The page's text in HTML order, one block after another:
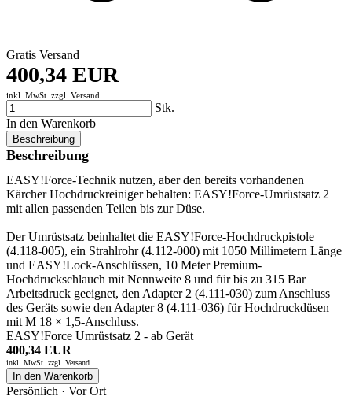
Gratis Versand
400,34 EUR
inkl. MwSt. zzgl. Versand
Stk.
In den Warenkorb
Beschreibung
Beschreibung
EASY!Force-Technik nutzen, aber den bereits vorhandenen
Kärcher Hochdruckreiniger behalten: EASY!Force-Umrüstsatz 2
mit allen passenden Teilen bis zur Düse.
Der Umrüstsatz beinhaltet die EASY!Force-Hochdruckpistole
(4.118-005), ein Strahlrohr (4.112-000) mit 1050 Millimetern Länge
und EASY!Lock-Anschlüssen, 10 Meter Premium-
Hochdruckschlauch mit Nennweite 8 und für bis zu 315 Bar
Arbeitsdruck geeignet, den Adapter 2 (4.111-030) zum Anschluss
des Geräts sowie den Adapter 8 (4.111-036) für Hochdruckdüsen
mit M 18 × 1,5-Anschluss.
EASY!Force Umrüstsatz 2 - ab Gerät
400,34 EUR
inkl. MwSt. zzgl. Versand
In den Warenkorb
Persönlich · Vor Ort